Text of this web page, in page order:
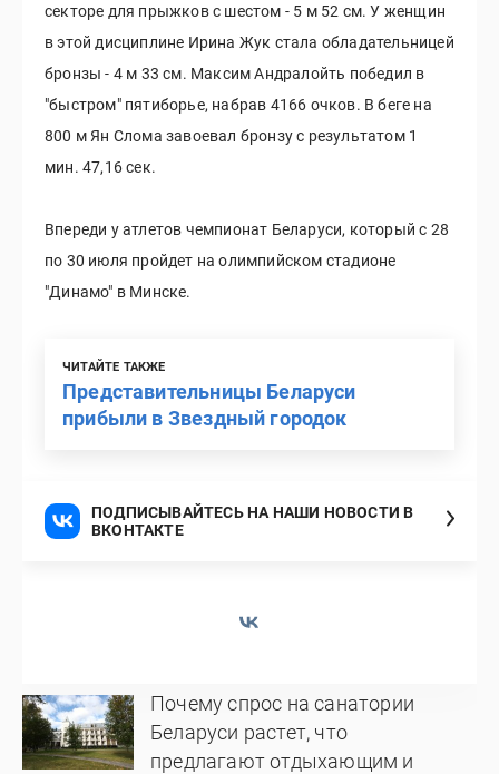
секторе для прыжков с шестом - 5 м 52 см. У женщин
в этой дисциплине Ирина Жук стала обладательницей
бронзы - 4 м 33 см. Максим Андралойть победил в
"быстром" пятиборье, набрав 4166 очков. В беге на
800 м Ян Слома завоевал бронзу с результатом 1
мин. 47,16 сек.
Впереди у атлетов чемпионат Беларуси, который с 28
по 30 июля пройдет на олимпийском стадионе
"Динамо" в Минске.
ЧИТАЙТЕ ТАКЖЕ
Представительницы Беларуси
прибыли в Звездный городок
ПОДПИСЫВАЙТЕСЬ НА НАШИ НОВОСТИ В
ВКОНТАКТЕ
Почему спрос на санатории
Беларуси растет, что
предлагают отдыхающим и